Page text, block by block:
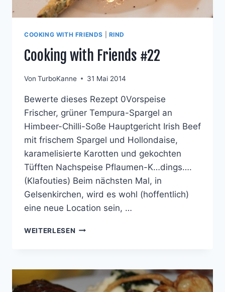
COOKING WITH FRIENDS RIND
Cooking with Friends #22
Von TurboKanne 31 Mai 2014
Bewerte dieses Rezept 0Vorspeise
Frischer, grüner Tempura-Spargel an
Himbeer-Chilli-Soße Hauptgericht Irish Beef
mit frischem Spargel und Hollondaise,
karamelisierte Karotten und gekochten
Tüfften Nachspeise Pflaumen-K…dings….
(Klafouties) Beim nächsten Mal, in
Gelsenkirchen, wird es wohl (hoffentlich)
eine neue Location sein, …
WEITERLESEN COOKING